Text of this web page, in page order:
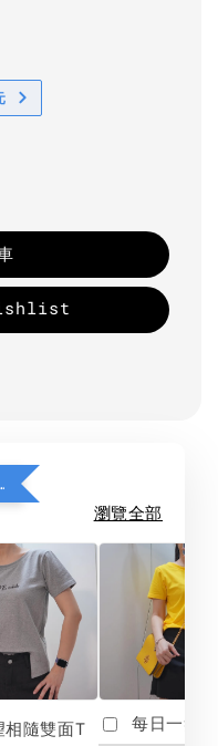
T 只要190元
瀏覽全部
相隨雙面T 每日一笑